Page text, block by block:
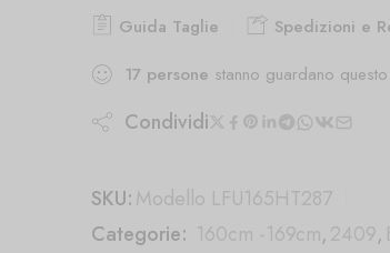
Guida Taglie Spedizioni e
17 persone stanno guardano
Condividi
SKU:Modello LFU165HT287
Categorie: 160cm -169cm,2409,